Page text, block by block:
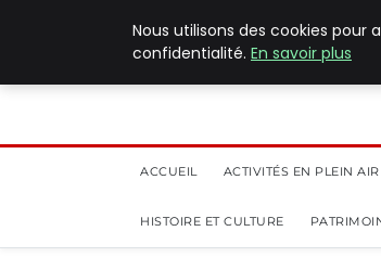
ACCUEIL ACTIVITÉS EN PLEIN AIR
HISTOIRE ET CULTURE
Nous utilisons des cookies
confidentialité. En savoir plus